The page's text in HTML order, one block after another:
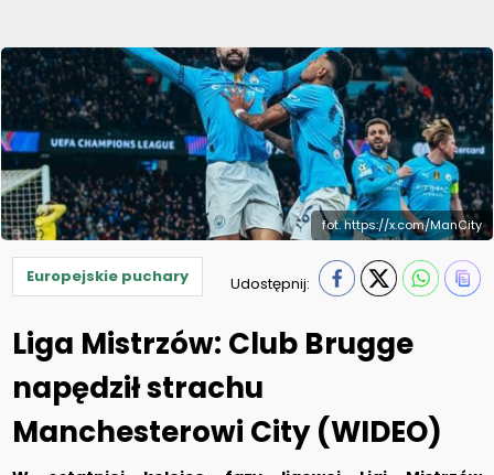
fot. https://x.com/ManCity
Europejskie puchary Udostępnij:
Liga Mistrzów: Club Brugge
napędził strachu
Manchesterowi City (WIDEO)